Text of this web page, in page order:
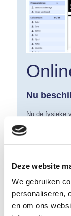
Deze website
We gebruiken
personaliseren,
en om ons
Nu
Nu de fysieke
helaas niet
Online
en aanmelden
live-
stellen en de
door alle
te presteren
mogelijkheid